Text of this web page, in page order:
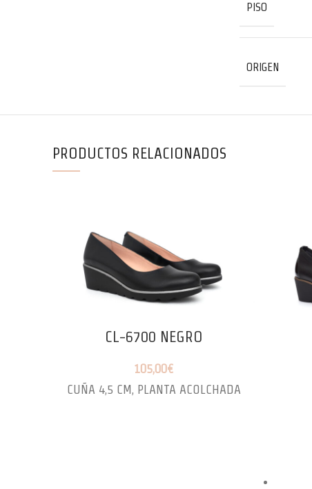
PISO
ORIGEN
PRODUCTOS RELACIONADOS
CL-6700 NEGRO
105,00€
CUÑA 4,5 CM, PLANTA ACOLCHADA